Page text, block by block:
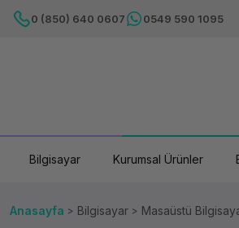
0 (850) 640 0607 0549 590 1095
Bilgisayar Kurumsal Ürünler
Anasayfa Bilgisayar Masaüstü